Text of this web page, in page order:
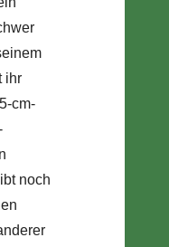
ihr
cm-
noch